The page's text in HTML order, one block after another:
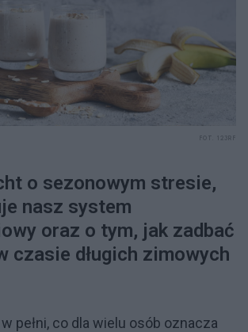
o sezonowym stresie,
nasz system
oraz o tym, jak zadbać
czasie długich zimowych
pełni, co dla wielu osób oznacza